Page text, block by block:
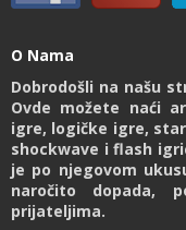
O Nama
Dobrodošli na našu
Ovde možete naći
igre, logičke igre,
shockwave i flash
je po njegovom
naročito dopada,
prijateljima.